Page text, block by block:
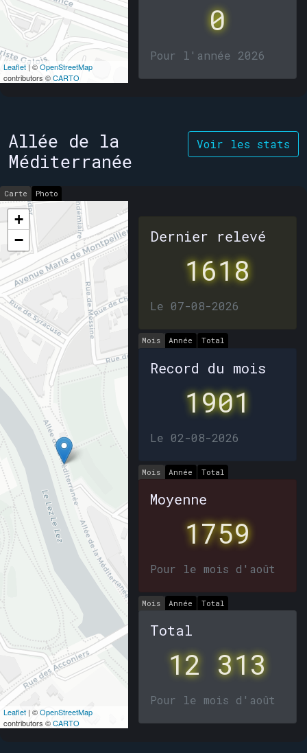
Leaflet | ©OpenStreetMap
contributors ©CARTO
0
Pour l'année 2026
Voir les stats
Allée de la
Méditerranée
Carte Photo
+
−
Leaflet | ©OpenStreetMap
contributors ©CARTO
Dernier relevé
1618
Le 07-08-2026
Mois Année Total
Record du mois
1901
Le 02-08-2026
Mois Année Total
Moyenne
1759
Pour le mois d'août
Mois Année Total
Total
12 313
Pour le mois d'août